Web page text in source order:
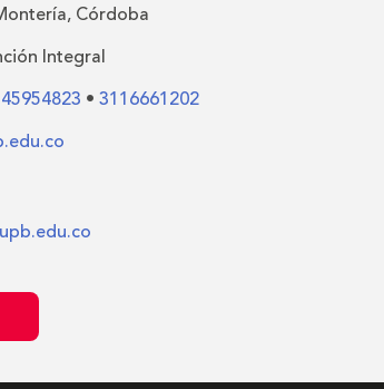
Córdoba
Integral
• 3116661202